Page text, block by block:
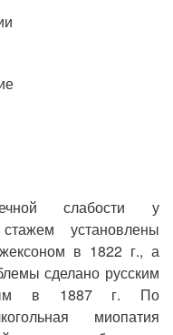
слабости у
установлены
в 1822 г., а
сделано русским
в 1887 г. По
миопатия